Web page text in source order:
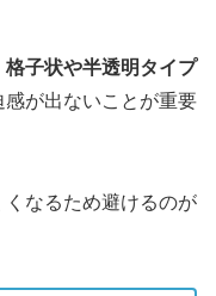
格子状や半透明タイプ
が出ないことが重要
なるため避けるのが